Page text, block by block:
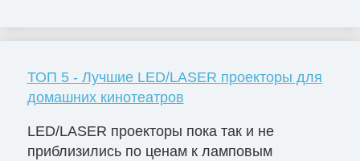
ТОП 5 - Лучшие LED/LASER проекторы для
домашних кинотеатров
LED/LASER проекторы пока так и не
приблизились по ценам к ламповым